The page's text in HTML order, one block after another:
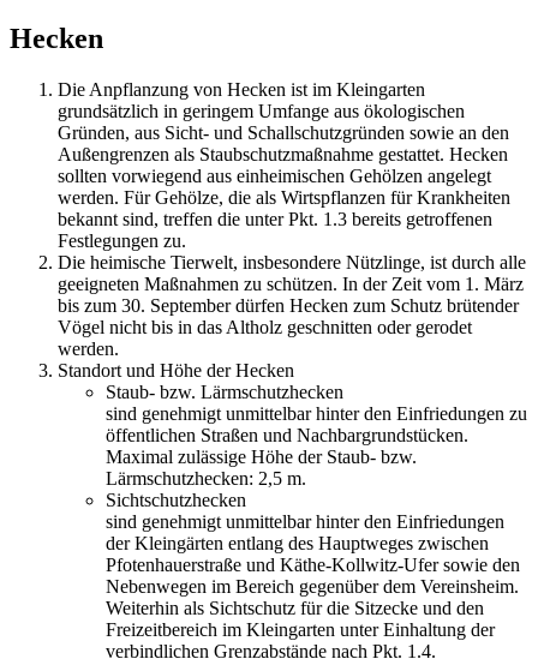
Hecken
Die Anpflanzung von Hecken ist im Kleingarten
grundsätzlich in geringem Umfange aus ökologischen
Gründen, aus Sicht- und Schallschutzgründen sowie an den
Außengrenzen als Staubschutzmaßnahme gestattet. Hecken
sollten vorwiegend aus einheimischen Gehölzen angelegt
werden. Für Gehölze, die als Wirtspflanzen für Krankheiten
bekannt sind, treffen die unter Pkt. 1.3 bereits getroffenen
Festlegungen zu.
Die heimische Tierwelt, insbesondere Nützlinge, ist durch alle
geeigneten Maßnahmen zu schützen. In der Zeit vom 1. März
bis zum 30. September dürfen Hecken zum Schutz brütender
Vögel nicht bis in das Altholz geschnitten oder gerodet
werden.
Standort und Höhe der Hecken
Staub- bzw. Lärmschutzhecken
sind genehmigt unmittelbar hinter den Einfriedungen zu
öffentlichen Straßen und Nachbargrundstücken.
Maximal zulässige Höhe der Staub- bzw.
Lärmschutzhecken: 2,5 m.
Sichtschutzhecken
sind genehmigt unmittelbar hinter den Einfriedungen
der Kleingärten entlang des Hauptweges zwischen
Pfotenhauerstraße und Käthe-Kollwitz-Ufer sowie den
Nebenwegen im Bereich gegenüber dem Vereinsheim.
Weiterhin als Sichtschutz für die Sitzecke und den
Freizeitbereich im Kleingarten unter Einhaltung der
verbindlichen Grenzabstände nach Pkt. 1.4.